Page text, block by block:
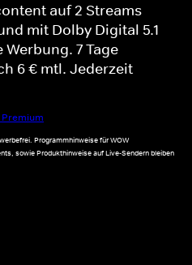
auf 2 Streams
mit Dolby Digital 5.1
7 Tage
6 € mtl. Jederzeit
Programmhinweise für WOW
sowie Produkthinweise auf Live-Sendern bleiben